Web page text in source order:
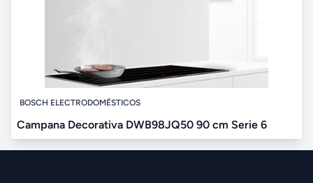
BOSCH ELECTRODOMÉSTICOS
Campana Decorativa DWB98JQ50 90 cm Serie 6